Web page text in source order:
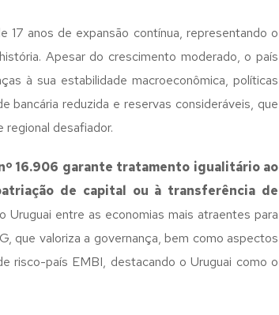
17 anos de expansão contínua, representando o
Apesar do crescimento moderado, o país
à sua estabilidade macroeconômica, políticas
bancária reduzida e reservas consideráveis, que
desafiador.
16.906 garante tratamento igualitário ao
de capital ou à transferência de
Uruguai entre as economias mais atraentes para
que valoriza a governança, bem como aspectos
risco-país EMBI, destacando o Uruguai como o